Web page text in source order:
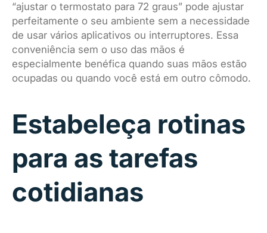
“ajustar o termostato para 72 graus” pode ajustar
perfeitamente o seu ambiente sem a necessidade
de usar vários aplicativos ou interruptores. Essa
conveniência sem o uso das mãos é
especialmente benéfica quando suas mãos estão
ocupadas ou quando você está em outro cômodo.
Estabeleça rotinas
para as tarefas
cotidianas